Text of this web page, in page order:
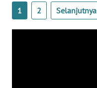
1 2 Selanjutnya
WN
JAMBI